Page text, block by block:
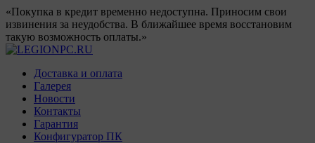
«Покупка в кредит временно недоступна. Приносим свои
извинения за неудобства. В ближайшее время восстановим
такую возможность оплаты.»
Доставка и оплата
Галерея
Новости
Контакты
Гарантия
Конфигуратор ПК